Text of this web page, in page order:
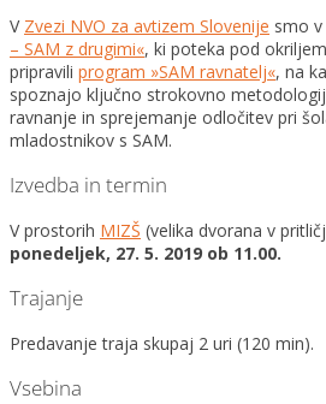
V Zvezi NVO za avtizem Slovenije smo
– SAM z drugimi«, ki poteka pod okriljem
pripravili program »SAM ravnatelj«, na
spoznajo ključno strokovno
ravnanje in sprejemanje odločitev pri
mladostnikov s SAM.
Izvedba in termin
V prostorih MIZŠ (velika dvorana v
ponedeljek, 27. 5. 2019 ob 11.00.
Trajanje
Predavanje traja skupaj 2 uri (120 min).
Vsebina